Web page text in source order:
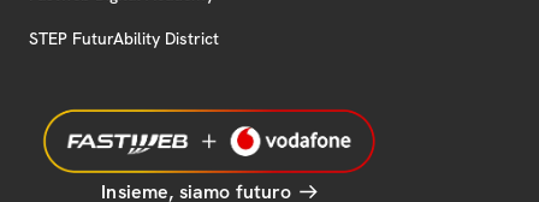
STEP FuturAbility District
Insieme, siamo futuro